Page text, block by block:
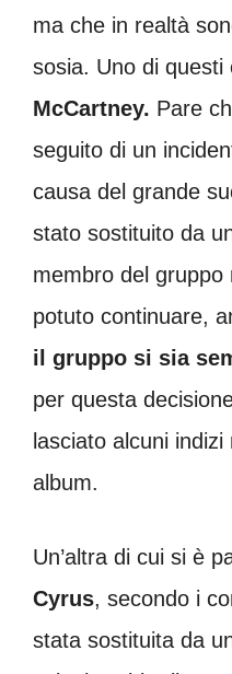
ma che in realtà
sosia. Uno di questi
McCartney. Pare
seguito di un
causa del grande
stato sostituito da
membro del gruppo
potuto continuare,
il gruppo si sia
per questa
lasciato alcuni
album.
Un’altra di cui si è
Cyrus, secondo i
stata sostituita da